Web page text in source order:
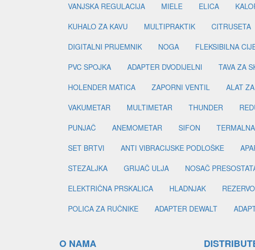
VANJSKA REGULACIJA
MIELE ELICA
KUHALO ZA KAVU
MULTIPRAKTIK CITRUSETA
DIGITALNI PRIJEMNIK
NOGA FLEKSIBILNA
PVC SPOJKA
ADAPTER DVODIJELNI TAVA ZA
HOLENDER MATICA
ZAPORNI VENTIL ALAT
VAKUMETAR
MULTIMETAR THUNDER
PUNJAČ
ANEMOMETAR SIFON
SET BRTVI
ANTI VIBRACIJSKE PODLOŠKE
STEZALJKA
GRIJAČ ULJA NOSAČ
ELEKTRIČNA PRSKALICA
HLADNJAK
POLICA ZA RUČNIKE
ADAPTER DEWALT
O NAMA